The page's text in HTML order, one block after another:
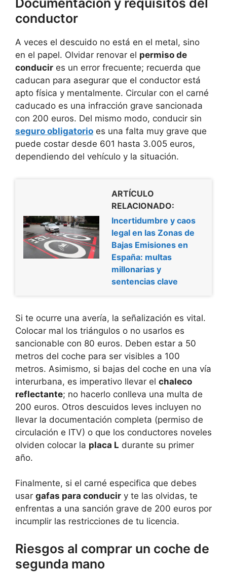
conductor
A veces el descuido no está en el metal, sino
en el papel. Olvidar renovar el permiso de
conducir es un error frecuente; recuerda que
caducan para asegurar que el conductor está
apto física y mentalmente. Circular con el carné
caducado es una infracción grave sancionada
con 200 euros. Del mismo modo, conducir sin
seguro obligatorio es una falta muy grave que
puede costar desde 601 hasta 3.005 euros,
dependiendo del vehículo y la situación.
ARTÍCULO
RELACIONADO:
Incertidumbre y caos
legal en las Zonas de
Bajas Emisiones en
España: multas
millonarias y
sentencias clave
Si te ocurre una avería, la señalización es vital.
Colocar mal los triángulos o no usarlos es
sancionable con 80 euros. Deben estar a 50
metros del coche para ser visibles a 100
metros. Asimismo, si bajas del coche en una vía
interurbana, es imperativo llevar el chaleco
reflectante; no hacerlo conlleva una multa de
200 euros. Otros descuidos leves incluyen no
llevar la documentación completa (permiso de
circulación e ITV) o que los conductores noveles
olviden colocar la placa L durante su primer
año.
Finalmente, si el carné especifica que debes
usar gafas para conducir y te las olvidas, te
enfrentas a una sanción grave de 200 euros por
incumplir las restricciones de tu licencia.
Riesgos al comprar un coche de
segunda mano